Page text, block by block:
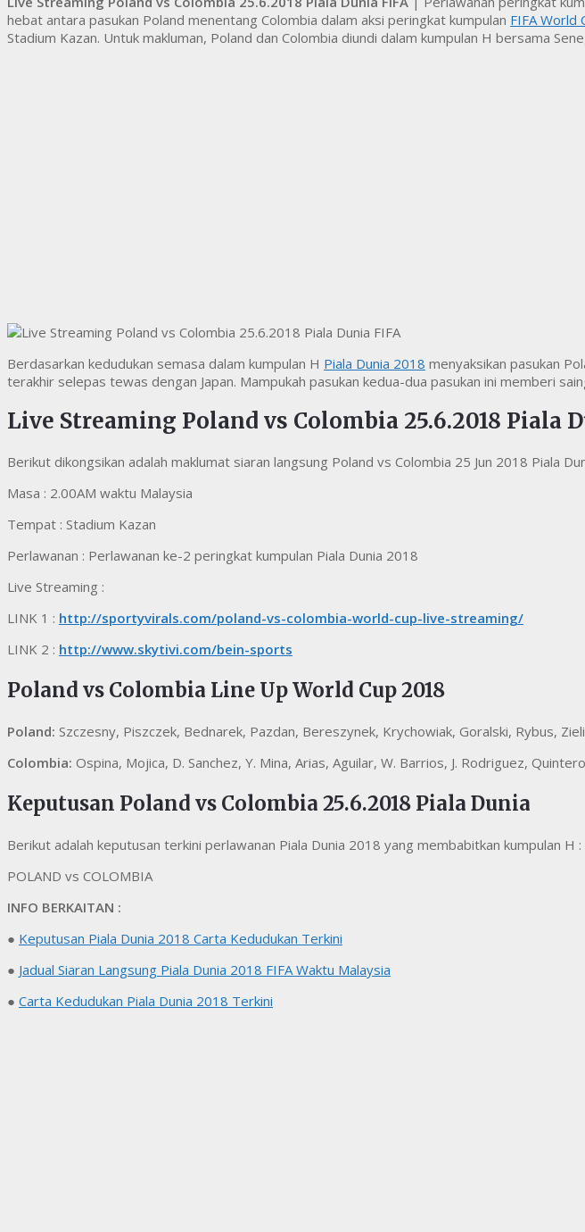
hebat antara pasukan Poland menentang Colombia dalam aksi peringkat kumpulan FIFA World
Stadium Kazan. Untuk makluman, Poland dan Colombia diundi dalam kumpulan H bersama
Berdasarkan kedudukan semasa dalam kumpulan H Piala Dunia 2018 menyaksikan pasukan
terakhir selepas tewas dengan Japan. Mampukah pasukan kedua-dua pasukan ini memberi
Live Streaming Poland vs Colombia 25.6.2018 Piala
Berikut dikongsikan adalah maklumat siaran langsung Poland vs Colombia 25 Jun 2018 Piala
Masa : 2.00AM waktu Malaysia
Tempat : Stadium Kazan
Perlawanan : Perlawanan ke-2 peringkat kumpulan Piala Dunia 2018
Live Streaming :
LINK 1 : http://sportyvirals.com/poland-vs-colombia-world-cup-live-streaming/
LINK 2 : http://www.skytivi.com/bein-sports
Poland vs Colombia Line Up World Cup 2018
Poland: Szczesny, Piszczek, Bednarek, Pazdan, Bereszynek, Krychowiak, Goralski, Rybus,
Colombia: Ospina, Mojica, D. Sanchez, Y. Mina, Arias, Aguilar, W. Barrios, J. Rodriguez,
Keputusan Poland vs Colombia 25.6.2018 Piala Dunia
Berikut adalah keputusan terkini perlawanan Piala Dunia 2018 yang membabitkan kumpulan H :
POLAND vs COLOMBIA
INFO BERKAITAN :
● Keputusan Piala Dunia 2018 Carta Kedudukan Terkini
● Jadual Siaran Langsung Piala Dunia 2018 FIFA Waktu Malaysia
● Carta Kedudukan Piala Dunia 2018 Terkini